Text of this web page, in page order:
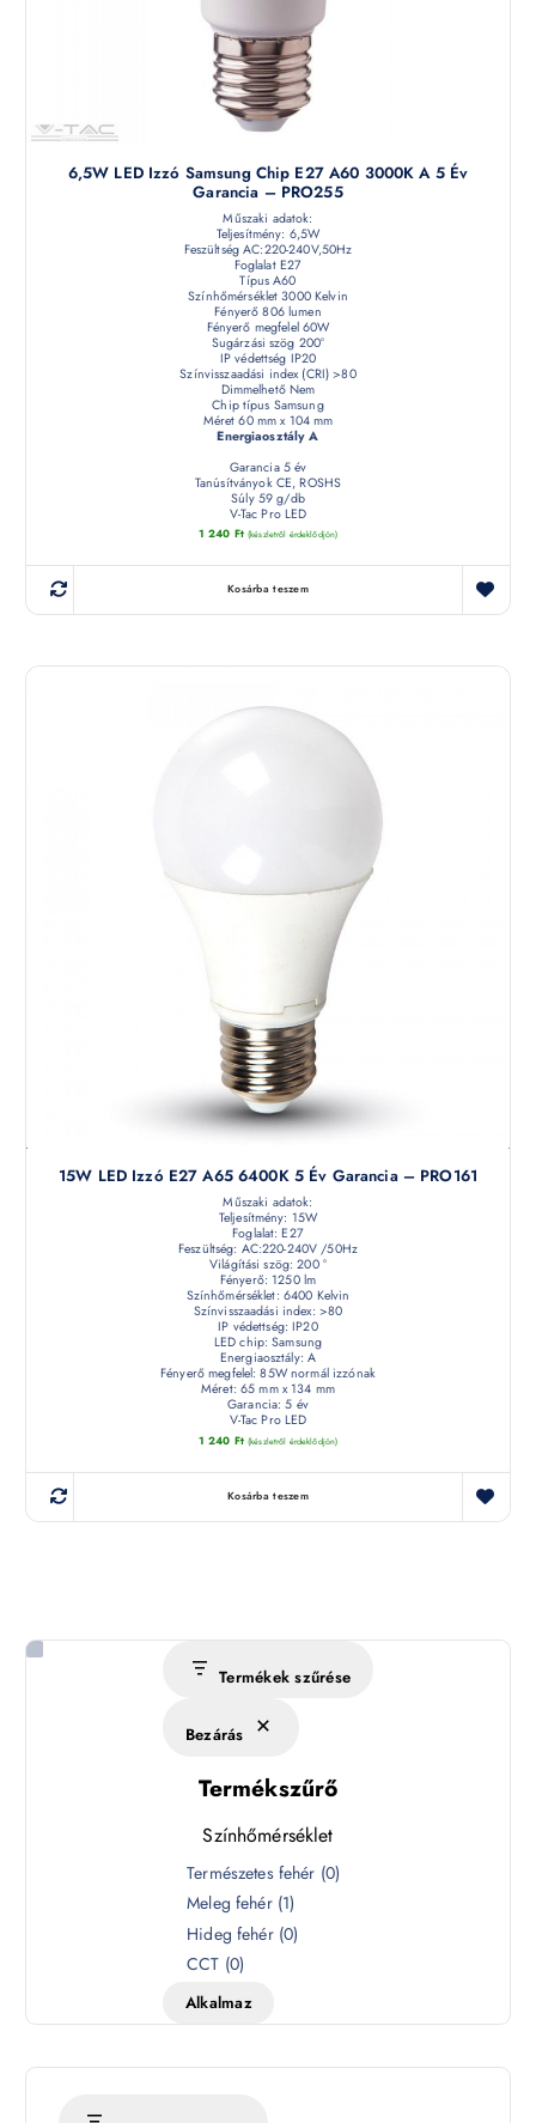
6,5W LED Izzó Samsung Chip E27 A60 3000K A 5 Év
Garancia – PRO255
Műszaki adatok:
Teljesítmény: 6,5W
Feszültség AC:220-240V,50Hz
Foglalat E27
Típus A60
Színhőmérséklet 3000 Kelvin
Fényerő 806 lumen
Fényerő megfelel 60W
Sugárzási szög 200°
IP védettség IP20
Színvisszaadási index (CRI) >80
Dimmelhető Nem
Chip típus Samsung
Méret 60 mm x 104 mm
Energiaosztály A
Garancia 5 év
Tanúsítványok CE, ROSHS
Súly 59 g/db
V-Tac Pro LED
1 240 Ft (készletről érdeklődjön)
Kosárba teszem
15W LED Izzó E27 A65 6400K 5 Év Garancia – PRO161
Műszaki adatok:
Teljesítmény: 15W
Foglalat: E27
Feszültség: AC:220-240V /50Hz
Világítási szög: 200 °
Fényerő: 1250 lm
Színhőmérséklet: 6400 Kelvin
Színvisszaadási index: >80
IP védettség: IP20
LED chip: Samsung
Energiaosztály: A
Fényerő megfelel: 85W normál izzónak
Méret: 65 mm x 134 mm
Garancia: 5 év
V-Tac Pro LED
1 240 Ft (készletről érdeklődjön)
Kosárba teszem
Termékek szűrése
Bezárás
Termékszűrő
Színhőmérséklet
é
Természetes fehér (0)
Meleg fehér (1)
Hideg fehér (0)
CCT (0)
Alkalmaz